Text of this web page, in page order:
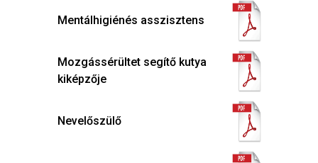
Mentálhigiénés asszisztens
Mozgássérültet segítő kutya
kiképzője
Nevelőszülő